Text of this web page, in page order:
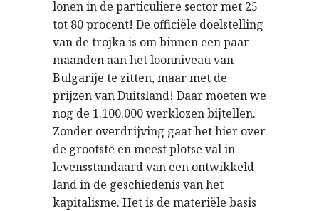
lonen in de particuliere sector met 25
tot 80 procent! De officiële doelstelling
van de trojka is om binnen een paar
maanden aan het loonniveau van
Bulgarije te zitten, maar met de
prijzen van Duitsland! Daar moeten we
nog de 1.100.000 werklozen bijtellen.
Zonder overdrijving gaat het hier over
de grootste en meest plotse val in
levensstandaard van een ontwikkeld
land in de geschiedenis van het
kapitalisme. Het is de materiële basis